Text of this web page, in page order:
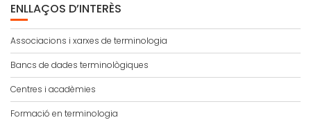
ENLLAÇOS D’INTERÈS
Associacions i xarxes de terminologia
Bancs de dades terminològiques
Centres i acadèmies
Formació en terminologia